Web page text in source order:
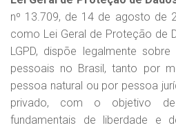
nº 13.709, de 14 de agosto de
como Lei Geral de Proteção de
LGPD, dispõe legalmente
pessoais no Brasil, tanto por
pessoa natural ou por pessoa
privado, com o objetivo
fundamentais de liberdade e